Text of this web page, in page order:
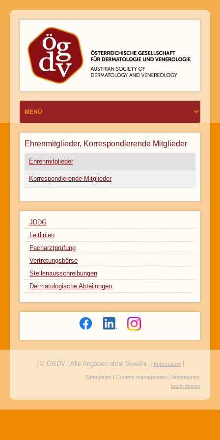
Ehrenmitglieder, Korrespondierende Mitglieder
Ehrenmitglieder
Korrespondierende Mitglieder
JDDG
Leitlinien
Facharztprüfung
Vertretungsbörse
Stellenausschreibungen
Dermatologische Abteilungen
| © ÖGDV | Alle Angaben ohne Gewähr. | Impressum|
Webdesign | Content management | Webmaster:
bach-design